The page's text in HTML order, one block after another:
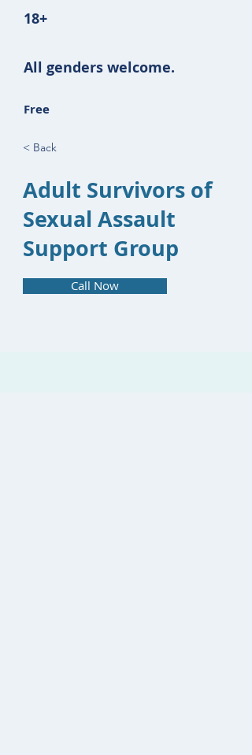
18+
All genders welcome.
Free
< Back
Adult Survivors of
Sexual Assault
Support Group
Call Now